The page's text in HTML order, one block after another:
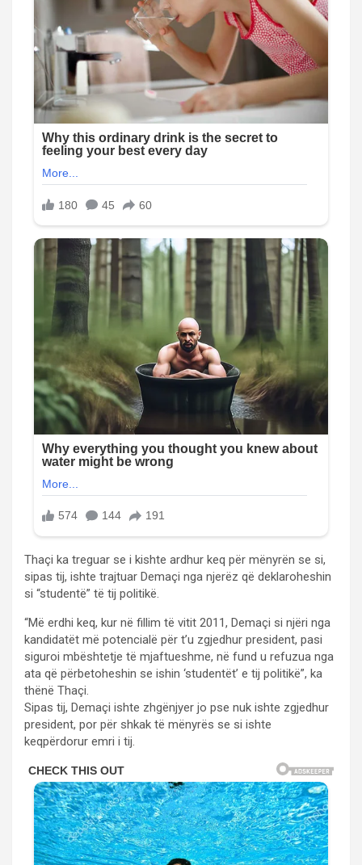
Thaçi ka treguar se i kishte ardhur keq për mënyrën se si,
sipas tij, ishte trajtuar Demaçi nga njerëz që deklaroheshin
si “studentë” të tij politikë.
“Më erdhi keq, kur në fillim të vitit 2011, Demaçi si njëri nga
kandidatët më potencialë për t’u zgjedhur president, pasi
siguroi mbështetje të mjaftueshme, në fund u refuzua nga
ata që përbetoheshin se ishin ‘studentët’ e tij politikë”, ka
thënë Thaçi.
Sipas tij, Demaçi ishte zhgënjyer jo pse nuk ishte zgjedhur
president, por për shkak të mënyrës se si ishte
keqpërdorur emri i tij.